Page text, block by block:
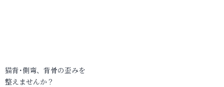
猫背･側弯、背骨の歪みを
整えませんか？